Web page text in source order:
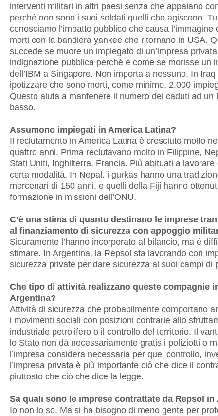
interventi militari in altri paesi senza che appaiano
perché non sono i suoi soldati quelli che agiscono.
conosciamo l’impatto pubblico che causa l’immagine
morti con la bandiera yankee che ritornano in USA.
succede se muore un impiegato di un’impresa
indignazione pubblica perché è come se morisse un
dell’IBM a Singapore. Non importa a nessuno. In Iraq
ipotizzare che sono morti, come minimo, 2.000
Questo aiuta a mantenere il numero dei caduti ad un
basso.
Assumono impiegati in America Latina?
Il reclutamento in America Latina è cresciuto molto
quattro anni. Prima reclutavano molto in Filippine,
Stati Uniti, Inghilterra, Francia. Più abituati a lavorare
certa modalità. In Nepal, i gurkas hanno una
mercenari di 150 anni, e quelli della Fiji hanno
formazione in missioni dell’ONU.
C’è una stima di quanto destinano le imprese
al finanziamento di sicurezza con appoggio
Sicuramente l’hanno incorporato al bilancio, ma è
stimare. In Argentina, la Repsol sta lavorando con
sicurezza private per dare sicurezza ai suoi campi di
Che tipo di attività realizzano queste compagnie
Argentina?
Attività di sicurezza che probabilmente comportano
i movimenti sociali con posizioni contrarie allo
industriale petrolifero o il controllo del territorio. Il
lo Stato non dà necessariamente gratis i poliziotti o
l’impresa considera necessaria per quel controllo,
l’impresa privata è più importante ciò che dice il
piuttosto che ciò che dice la legge.
Sa quali sono le imprese contrattate da Repsol in
Io non lo so. Ma si ha bisogno di meno gente per